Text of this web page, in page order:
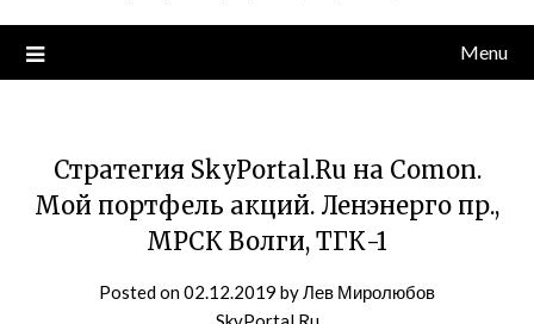
Menu
Стратегия SkyPortal.Ru на Comon.
Мой портфель акций. Ленэнерго пр.,
МРСК Волги, ТГК-1
Posted on02.12.2019 byЛев Миролюбов